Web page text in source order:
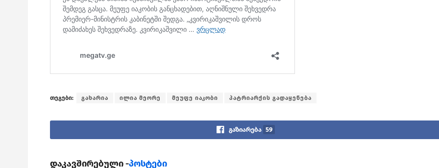
თეგები: გახარია ილია მეორე მეუფე იაკობი პატრიარქის გადაყენება
გაზიარება 59
დაკავშირებული -პოსტები